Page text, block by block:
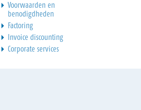
Voorwaarden en
benodigdheden
Factoring
Invoice discounting
Corporate services